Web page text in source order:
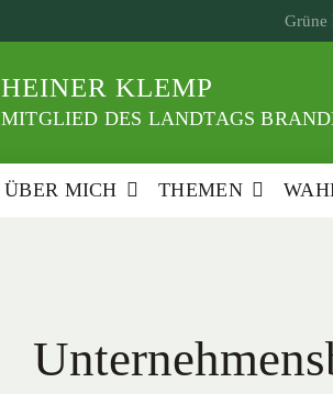
Grüne
HEINER KLEMP
MITGLIED DES LANDTAGS
ÜBER MICH THEMEN